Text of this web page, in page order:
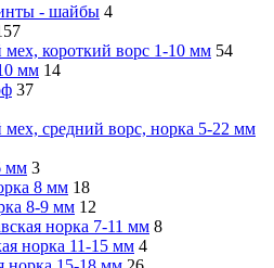
- шайбы 4
короткий ворс 1-10 мм 54
мм 14
37
средний ворс, норка 5-22 мм
мм 3
8 мм 18
8-9 мм 12
норка 7-11 мм 8
норка 11-15 мм 4